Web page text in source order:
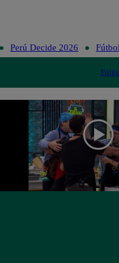
Perú Decide 2026